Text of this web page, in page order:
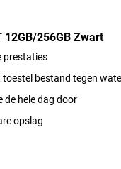
256GB Zwart
prestaties
bestand tegen
de hele dag door
opslag